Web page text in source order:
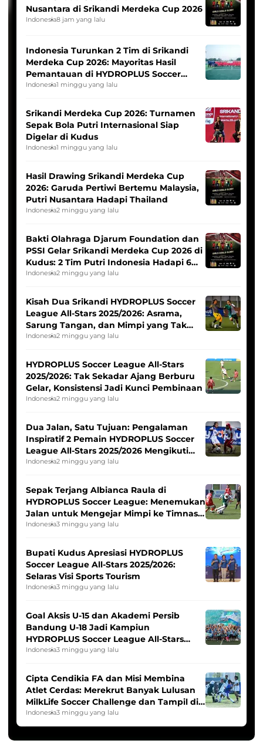
Nusantara di Srikandi Merdeka Cup 2026
Indonesia8 jam yang lalu
Indonesia Turunkan 2 Tim di Srikandi
Merdeka Cup 2026: Mayoritas Hasil
Pemantauan di HYDROPLUS Soccer
League
Indonesia1 minggu yang lalu
Srikandi Merdeka Cup 2026: Turnamen
Sepak Bola Putri Internasional Siap
Digelar di Kudus
Indonesia1 minggu yang lalu
Hasil Drawing Srikandi Merdeka Cup
2026: Garuda Pertiwi Bertemu Malaysia,
Putri Nusantara Hadapi Thailand
Indonesia2 minggu yang lalu
Bakti Olahraga Djarum Foundation dan
PSSI Gelar Srikandi Merdeka Cup 2026 di
Kudus: 2 Tim Putri Indonesia Hadapi 6
Tim Asia
Indonesia2 minggu yang lalu
Kisah Dua Srikandi HYDROPLUS Soccer
League All-Stars 2025/2026: Asrama,
Sarung Tangan, dan Mimpi yang Tak
Pernah Padam
Indonesia2 minggu yang lalu
HYDROPLUS Soccer League All-Stars
2025/2026: Tak Sekadar Ajang Berburu
Gelar, Konsistensi Jadi Kunci Pembinaan
Indonesia2 minggu yang lalu
Dua Jalan, Satu Tujuan: Pengalaman
Inspiratif 2 Pemain HYDROPLUS Soccer
League All-Stars 2025/2026 Mengikuti
Seleksi Timnas Indonesia Putri
Indonesia2 minggu yang lalu
Sepak Terjang Albianca Raula di
HYDROPLUS Soccer League: Menemukan
Jalan untuk Mengejar Mimpi ke Timnas
Indonesia Putri
Indonesia3 minggu yang lalu
Bupati Kudus Apresiasi HYDROPLUS
Soccer League All-Stars 2025/2026:
Selaras Visi Sports Tourism
Indonesia3 minggu yang lalu
Goal Aksis U-15 dan Akademi Persib
Bandung U-18 Jadi Kampiun
HYDROPLUS Soccer League All-Stars
2025/2026
Indonesia3 minggu yang lalu
Cipta Cendikia FA dan Misi Membina
Atlet Cerdas: Merekrut Banyak Lulusan
MilkLife Soccer Challenge dan Tampil di
HYDROPLUS Soccer League
Indonesia3 minggu yang lalu